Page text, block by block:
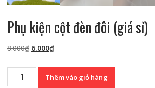
Phụ kiện cột đèn đôi (giá sỉ)
8.000₫ Giá
là:
8.000₫.
6.000₫Giá
tại
là:
Thêm vào giỏ hàng